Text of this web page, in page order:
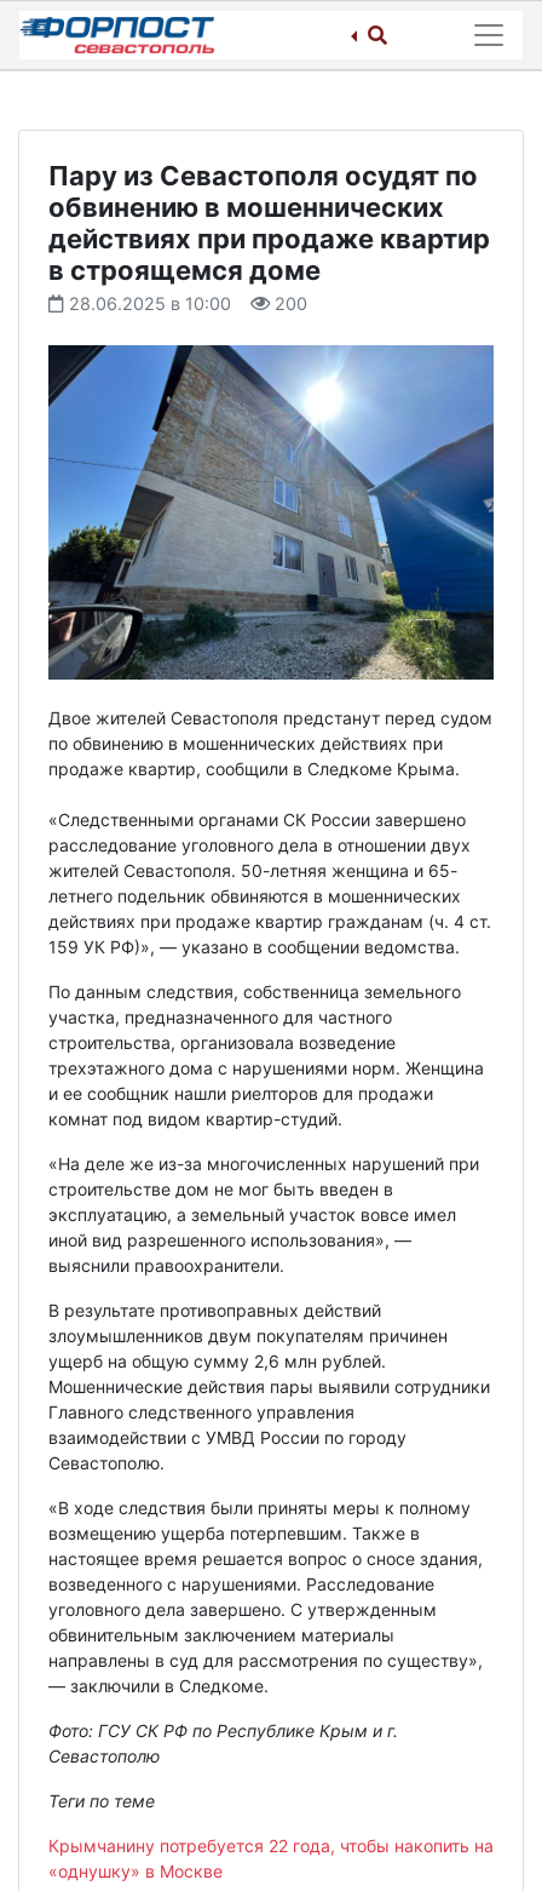
Skip
content
Пару из Севастополя осудят по
обвинению в мошеннических
действиях при продаже квартир
в строящемся доме
28.06.2025 в 10:00 200
Двое жителей Севастополя предстанут перед судом
по обвинению в мошеннических действиях при
продаже квартир, сообщили в Следкоме Крыма.
«Следственными органами СК России завершено
расследование уголовного дела в отношении двух
жителей Севастополя. 50-летняя женщина и 65-
летнего подельник обвиняются в мошеннических
действиях при продаже квартир гражданам (ч. 4 ст.
159 УК РФ)», — указано в сообщении ведомства.
По данным следствия, собственница земельного
участка, предназначенного для частного
строительства, организовала возведение
трехэтажного дома с нарушениями норм. Женщина
и ее сообщник нашли риелторов для продажи
комнат под видом квартир-студий.
«На деле же из-за многочисленных нарушений при
строительстве дом не мог быть введен в
эксплуатацию, а земельный участок вовсе имел
иной вид разрешенного использования», —
выяснили правоохранители.
В результате противоправных действий
злоумышленников двум покупателям причинен
ущерб на общую сумму 2,6 млн рублей.
Мошеннические действия пары выявили сотрудники
Главного следственного управления
взаимодействии с УМВД России по городу
Севастополю.
«В ходе следствия были приняты меры к полному
возмещению ущерба потерпевшим. Также в
настоящее время решается вопрос о сносе здания,
возведенного с нарушениями. Расследование
уголовного дела завершено. С утвержденным
обвинительным заключением материалы
направлены в суд для рассмотрения по существу»,
— заключили в Следкоме.
Фото: ГСУ СК РФ по Республике Крым и г.
Севастополю
Теги по теме
Крымчанину потребуется 22 года, чтобы накопить на
«однушку» в Москве